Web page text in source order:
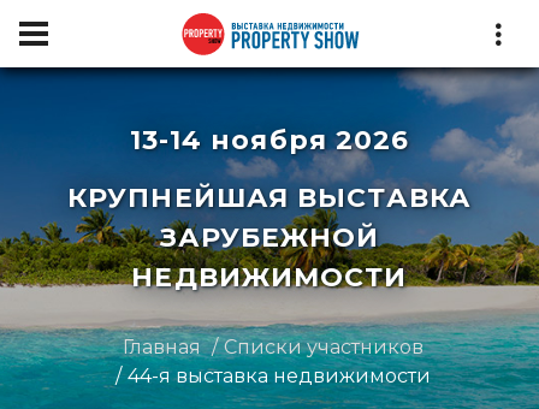
13-14 ноября 2026
КРУПНЕЙШАЯ ВЫСТАВКА
ЗАРУБЕЖНОЙ
НЕДВИЖИМОСТИ
Главная
Списки участников
44-я выставка недвижимости